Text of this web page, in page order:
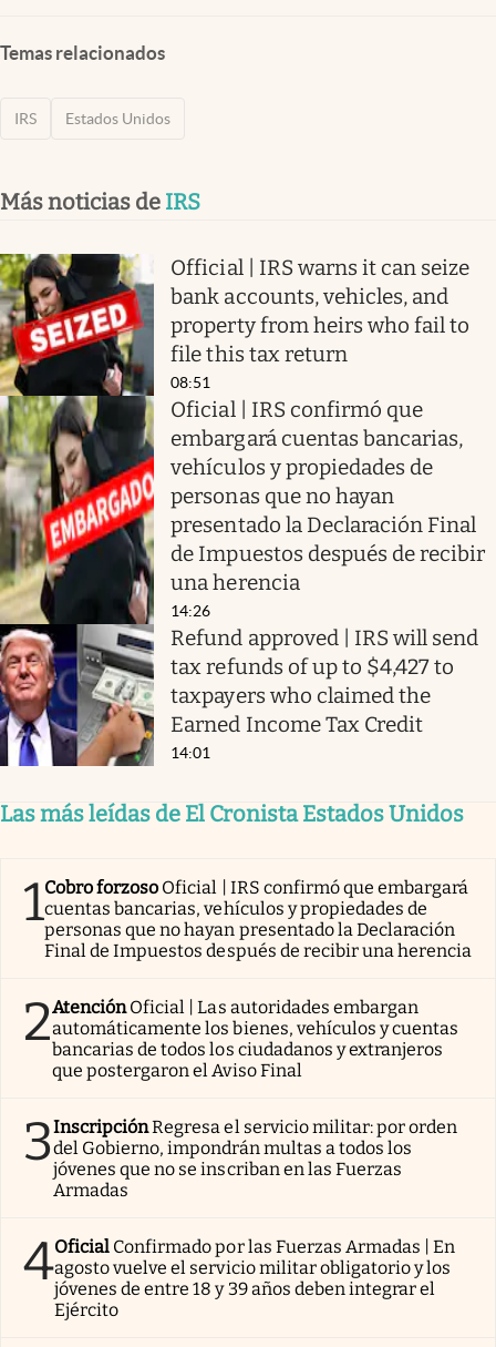
Temas relacionados
IRS Estados Unidos
Más noticias de IRS
Official | IRS warns it can seize
bank accounts, vehicles, and
property from heirs who fail to
file this tax return
08:51
Oficial | IRS confirmó que
embargará cuentas bancarias,
vehículos y propiedades de
personas que no hayan
presentado la Declaración Final
de Impuestos después de recibir
una herencia
14:26
Refund approved | IRS will send
tax refunds of up to $4,427 to
taxpayers who claimed the
Earned Income Tax Credit
14:01
Las más leídas de El Cronista Estados Unidos
1Cobro forzoso Oficial | IRS confirmó que embargará
cuentas bancarias, vehículos y propiedades de
personas que no hayan presentado la Declaración
Final de Impuestos después de recibir una herencia
2AtenciónOficial | Las autoridades embargan
automáticamente los bienes, vehículos y cuentas
bancarias de todos los ciudadanos y extranjeros
que postergaron el Aviso Final
3InscripciónRegresa el servicio militar: por orden
del Gobierno, impondrán multas a todos los
jóvenes que no se inscriban en las Fuerzas
Armadas
4Oficial Confirmado por las Fuerzas Armadas | En
agosto vuelve el servicio militar obligatorio y los
jóvenes de entre 18 y 39 años deben integrar el
Ejército